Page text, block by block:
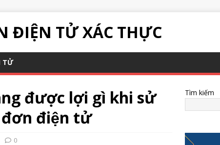
ĐIỆN TỬ XÁC THỰC
TỬ
được lợi gì khi sử
đơn điện tử
0
Tìm kiếm